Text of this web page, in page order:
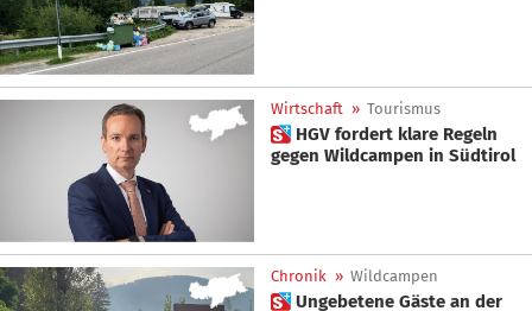
Wirtschaft » Tourismus
 HGV fordert klare Regeln
gegen Wildcampen in Südtirol
Chronik » Wildcampen
 Ungebetene Gäste an der